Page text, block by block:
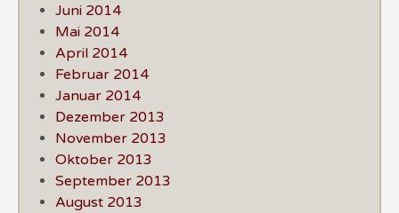
Juni 2014
Mai 2014
April 2014
Februar 2014
Januar 2014
Dezember 2013
November 2013
Oktober 2013
September 2013
August 2013